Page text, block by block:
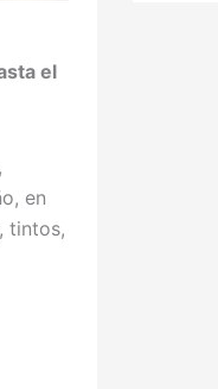
el
en
tintos,